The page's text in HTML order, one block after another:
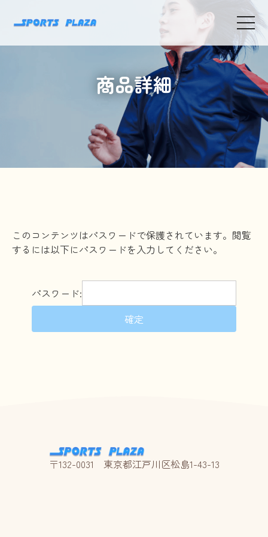
toggle
商品詳細
このコンテンツはパスワードで保護されています。閲覧
するには以下にパスワードを入力してください。
パスワード:
〒132-0031 東京都江戸川区松島1-43-13